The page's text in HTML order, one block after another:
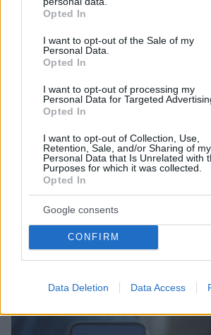
grant or deny consent to Google and its
use your data for below specified
consent section.
Opted In
I want to opt-out of the Sale of my
Personal Data.
Opted In
I want to opt-out of processing my
Personal Data for Targeted
Opted In
I want to opt-out of Collection, Use,
Retention, Sale, and/or Sharing of my
Personal Data that Is Unrelated with
Purposes for which it was collected.
Opted In
Google consents
CONFIRM
Data Deletion Data Access
Οργή στο Περού για το βίντεο της
επίθεσης μαέστρου σε 26χρονη
«Σιγά-σιγά θα το ξεπεράσεις»
μπάντα της